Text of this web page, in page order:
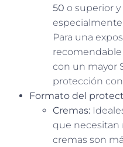
50 o superior y
Para una
con un mayor
protección
Formato del
Cremas:
que necesitan
cremas son